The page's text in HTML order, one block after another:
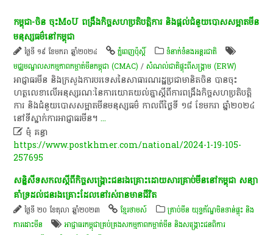
កម្ពុជា​-​ចិន ចុះ​MoU ពង្រឹង​កិច្ចសហប្រតិបត្តិការ និង​ផ្តល់ជំនួយ​បោសសម្អាត​មីន​
មនុស្សធម៌​នៅ​កម្ពុជា​
ថ្ងៃទី ១៩ ខែមករា ឆ្នាំ២០២៤ ភ្នំពេញប៉ុស្តិ៍
ទំនាក់ទំនងអន្តរជាតិ
មជ្ឈមណ្ឌល​សកម្មភាពកម្ចាត់​មីន​កម្ពុជា​ (CMAC)​ /សំណល់ជាតិផ្ទុះពីសង្គ្រាម (ERW)
អាជ្ញាធរ​មីន និង​ក្រសួងការបរទេស​នៃ​សាធារណរដ្ឋ​ប្រជាមានិត​ចិន បាន​ចុះ
ហត្ថលេខា​លើ​អនុស្សរណៈ​នៃ​ការយោគយល់​គ្នា​ស្ដីពី​ការពង្រឹង​កិច្ចសហប្រតិបត្តិ
ការ និង​ជំនួយ​បោសសម្អាត​មីន​មនុស្សធម៌ កាលពី​ថ្ងៃទី​ ១៨ ខែមករា ឆ្នាំ​២០២៤
នៅ​ទីស្នាក់ការ​អាជ្ញាធរ​មីន​។...
 មុំ គន្ធា
https://www.postkhmer.com/national/2024-1-19-105-
257695
​សន្និសីទ​សកល​ស្តី​ពី​កិច្ច​ស​ង្គ្រោះ​ជន​រង​គ្រោះ​ដោយសារ​គ្រាប់​មីន​នៅ​កម្ពុជា​ សន្យា​
គាំទ្រ​ដល់​ជន​រង​គ្រោះ​ដែល​នៅ​រស់រាន​មានជីវិត​
ថ្ងៃទី ២០ ខែតុលា ឆ្នាំ២០២៣ ខ្មែរថាមស៍
គ្រាប់មីន យុទ្ធភ័ណ្ឌមិនទាន់ផ្ទុះ និង
ការដោះមីន
អាជ្ញាធរកម្ពុជាគ្រប់គ្រងសកម្មភាពកម្ចាត់មីន និងសង្គ្រោះជនពិការ